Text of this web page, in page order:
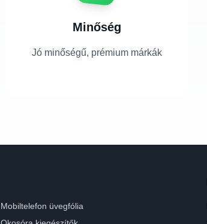
Minőség
Jó minőségű, prémium márkák
Mobiltelefon üvegfólia